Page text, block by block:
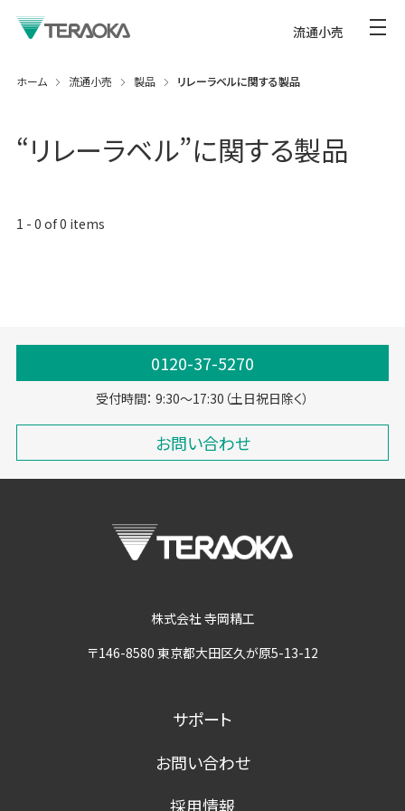
流通小売
ホーム 流通小売 製品 リレーラベルに関する製品
“リレーラベル”に関する製品
1 - 0 of0 items
0120-37-5270
受付時間： 9:30～17:30（土日祝日除く）
お問い合わせ
株式会社 寺岡精工
〒146-8580 東京都大田区久が原5-13-12
サポート
お問い合わせ
採用情報